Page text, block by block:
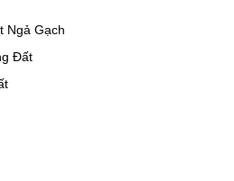
Ngả Gạch
Đất